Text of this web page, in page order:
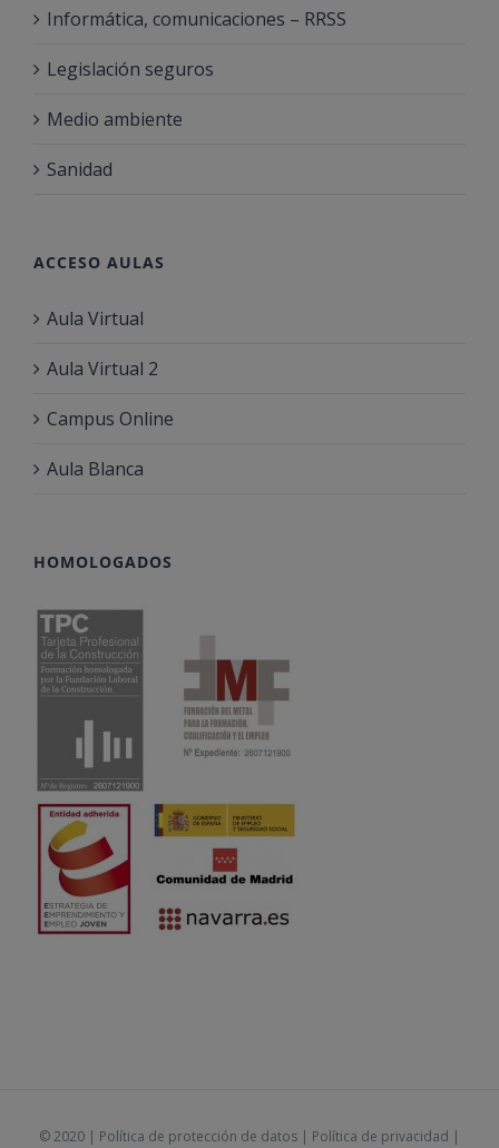
Informática, comunicaciones – RRSS
Legislación seguros
Medio ambiente
Sanidad
ACCESO AULAS
Aula Virtual
Aula Virtual 2
Campus Online
Aula Blanca
HOMOLOGADOS
© 2020 | Política de protección de datos | Política de privacidad |